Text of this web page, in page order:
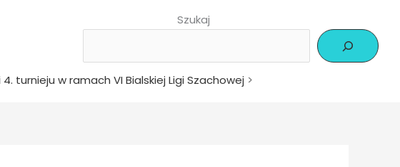
Szukaj
4. turnieju w ramach VI Bialskiej Ligi Szachowej >